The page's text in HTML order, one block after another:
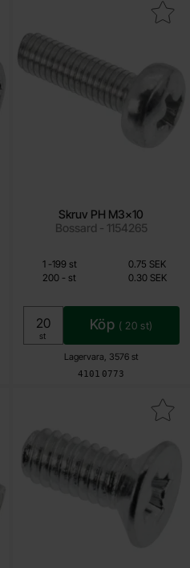
som favorit
Skruv PH M3x10
Bossard - 1154265
Art. nr
4101 0773
Lagervara, 3576 st
0.30 SEK
Enhet:
st
Köp ( 20 st)
Makera skruv PH
Mängdrabatt
Pris /st
1 -till
199 st
0.75 SEK
200 - till
st 0.30 SEK
som favorit
Makera skruv PH M2.5x6